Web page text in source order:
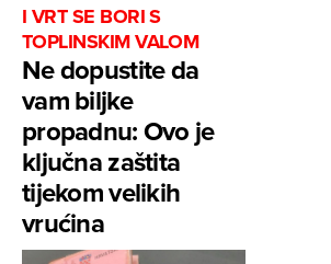
I VRT SE BORI S
TOPLINSKIM VALOM
Ne dopustite da
vam biljke
propadnu: Ovo je
ključna zaštita
tijekom velikih
vrućina